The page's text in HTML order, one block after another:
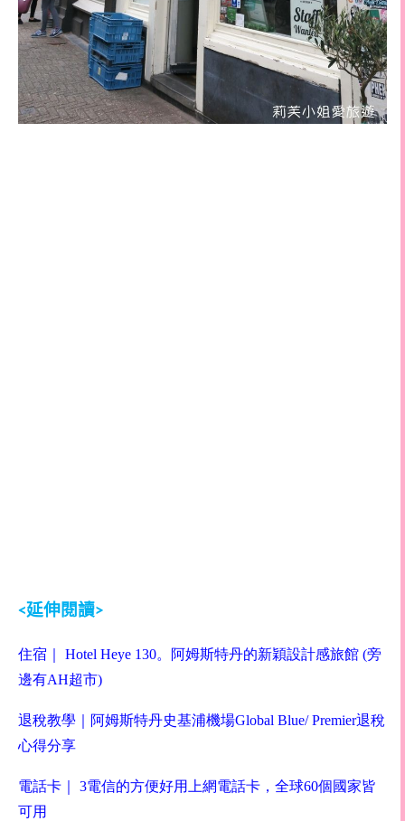
<延伸閱讀>
住宿 Hotel Heye 130。阿姆斯特丹的新穎設計感旅館 (旁
邊有AH超市)
退稅教學 阿姆斯特丹史基浦機場Global Blue/ Premier退稅
心得分享
電話卡 3電信的方便好用上網電話卡，全球60個國家皆
可用